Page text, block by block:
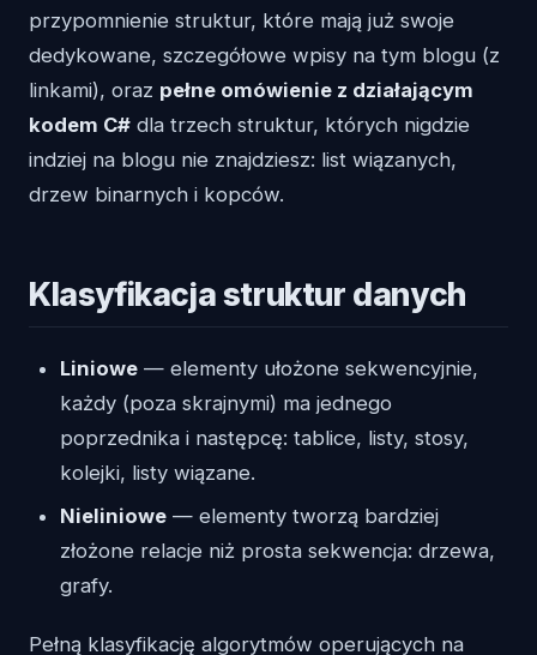
przypomnienie struktur, które mają już swoje
dedykowane, szczegółowe wpisy na tym blogu (z
linkami), oraz pełne omówienie z działającym
kodem C# dla trzech struktur, których nigdzie
indziej na blogu nie znajdziesz: list wiązanych,
drzew binarnych i kopców.
Klasyfikacja struktur danych
Liniowe — elementy ułożone sekwencyjnie,
każdy (poza skrajnymi) ma jednego
poprzednika i następcę: tablice, listy, stosy,
kolejki, listy wiązane.
Nieliniowe — elementy tworzą bardziej
złożone relacje niż prosta sekwencja: drzewa,
grafy.
Pełną klasyfikację algorytmów operujących na